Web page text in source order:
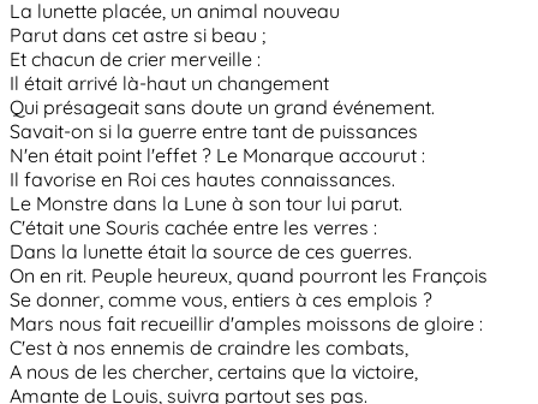
La lunette placée, un animal nouveau
Parut dans cet astre si beau ;
Et chacun de crier merveille :
Il était arrivé là-haut un changement
Qui présageait sans doute un grand événement.
Savait-on si la guerre entre tant de puissances
N'en était point l'effet ? Le Monarque accourut :
Il favorise en Roi ces hautes connaissances.
Le Monstre dans la Lune à son tour lui parut.
C'était une Souris cachée entre les verres :
Dans la lunette était la source de ces guerres.
On en rit. Peuple heureux, quand pourront les François
Se donner, comme vous, entiers à ces emplois ?
Mars nous fait recueillir d'amples moissons de gloire :
C'est à nos ennemis de craindre les combats,
A nous de les chercher, certains que la victoire,
Amante de Louis, suivra partout ses pas.